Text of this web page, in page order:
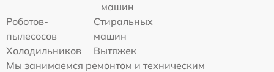
машин
Роботов-
пылесосов
Стиральных
машин
Холодильников
Вытяжек
Мы занимаемся ремонтом и техническим